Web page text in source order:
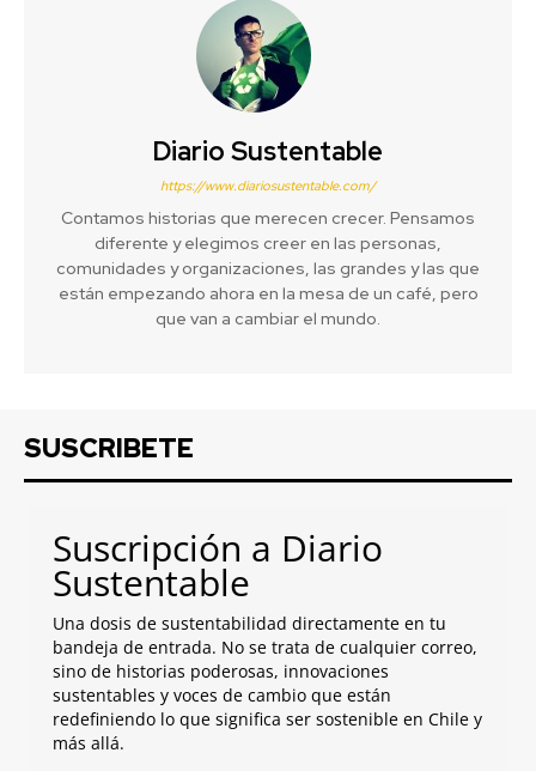
Diario Sustentable
https://www.diariosustentable.com/
Contamos historias que merecen crecer. Pensamos
diferente y elegimos creer en las personas,
comunidades y organizaciones, las grandes y las que
están empezando ahora en la mesa de un café, pero
que van a cambiar el mundo.
SUSCRIBETE
Suscripción a Diario
Sustentable
Una dosis de sustentabilidad directamente en tu
bandeja de entrada. No se trata de cualquier correo,
sino de historias poderosas, innovaciones
sustentables y voces de cambio que están
redefiniendo lo que significa ser sostenible en Chile y
más allá.